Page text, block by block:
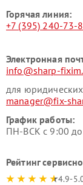
Горячая линия:
+7 (395) 240-73-
Электронная
info@sharp-
для
manager@fix-
График работы:
ПН-ВСК с 9:00
Рейтинг
4.9-